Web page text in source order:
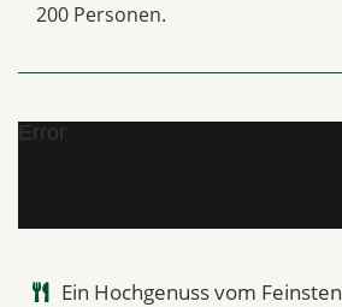
200 Personen.
Error
Ein Hochgenuss vom Feinsten